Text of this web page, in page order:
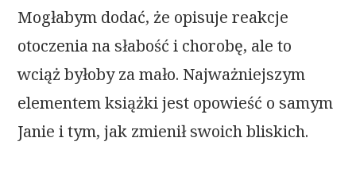
Mogłabym dodać, że opisuje reakcje
otoczenia na słabość i chorobę, ale to
wciąż byłoby za mało. Najważniejszym
elementem książki jest opowieść o samym
Janie i tym, jak zmienił swoich bliskich.